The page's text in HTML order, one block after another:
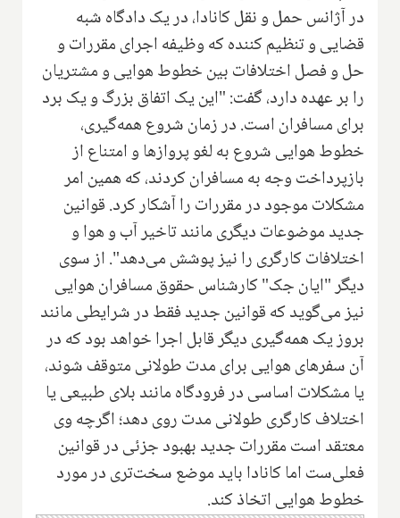
در آژانس حمل و نقل کانادا، در یک دادگاه شبه
قضایی و تنظیم کننده که وظیفه اجرای مقررات و
حل و فصل اختلافات بین خطوط هوایی و مشتریان
را بر عهده دارد، گفت: "این یک اتفاق بزرگ و یک برد
برای مسافران است. در زمان شروع همه‌گیری،
خطوط هوایی شروع به لغو پروازها و امتناع از
بازپرداخت وجه به مسافران کردند، که همین امر
مشکلات موجود در مقررات را آشکار کرد. قوانین
جدید موضوعات دیگری مانند تاخیر آب و هوا و
اختلافات کارگری را نیز پوشش می‌دهد". از سوی
دیگر "ایان جک" کارشناس حقوق مسافران هوایی
نیز می‌گوید که قوانین جدید فقط در شرایطی مانند
بروز یک همه‌گیری دیگر قابل اجرا خواهد بود که در
آن سفرهای هوایی برای مدت طولانی متوقف شوند،
یا مشکلات اساسی در فرودگاه مانند بلای طبیعی یا
اختلاف کارگری طولانی مدت روی دهد؛ اگرچه وی
معتقد است مقررات جدید بهبود جزئی در قوانین
فعلی‌ست اما کانادا باید موضع سخت‌تری در مورد
خطوط هوایی اتخاذ کند.